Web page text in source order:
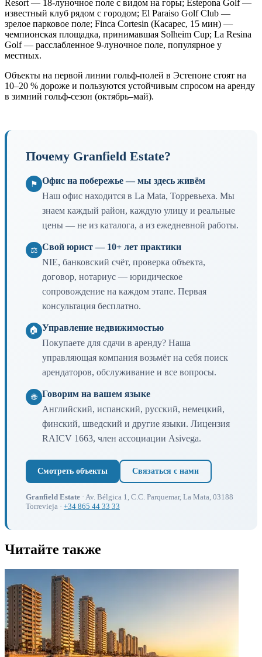
Resort — 18-луночное поле с видом на горы; Estepona Golf —
известный клуб рядом с городом; El Paraiso Golf Club —
зрелое парковое поле; Finca Cortesin (Касарес, 15 мин) —
чемпионская площадка, принимавшая Solheim Cup; La Resina
Golf — расслабленное 9-луночное поле, популярное у
местных.
Объекты на первой линии гольф-полей в Эстепоне стоят на
10–20 % дороже и пользуются устойчивым спросом на аренду
в зимний гольф-сезон (октябрь–май).
Почему Granfield Estate?
⚑ Офис на побережье — мы здесь живём
Наш офис находится в La Mata, Торревьеха. Мы
знаем каждый район, каждую улицу и реальные
цены — не из каталога, а из ежедневной работы.
⚖ Свой юрист — 10+ лет практики
NIE, банковский счёт, проверка объекта,
договор, нотариус — юридическое
сопровождение на каждом этапе. Первая
консультация бесплатно.
🏠 Управление недвижимостью
Покупаете для сдачи в аренду? Наша
управляющая компания возьмёт на себя поиск
арендаторов, обслуживание и все вопросы.
🌐
Говорим на вашем языке
Английский, испанский, русский, немецкий,
финский, шведский и другие языки. Лицензия
RAICV 1663, член ассоциации Asivega.
Смотреть объекты Связаться с нами
Granfield Estate · Av. Bélgica 1, C.C. Parquemar, La Mata, 03188
Torrevieja · +34 865 44 33 33
Читайте также